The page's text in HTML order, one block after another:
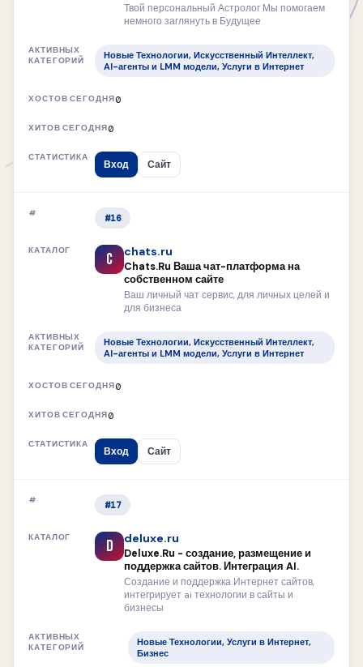
Твой персональный Астролог Мы помогаем
немного заглянуть в Будущее
Новые Технологии, Искусственный Интеллект,
AI-агенты и LMM модели, Услуги в Интернет
0
0
Вход Сайт
#16
C chats.ru
Chats.Ru Ваша чат-платформа на
собственном сайте
Ваш личный чат сервис, для личных целей и
для бизнеса
Новые Технологии, Искусственный Интеллект,
AI-агенты и LMM модели, Услуги в Интернет
0
0
Вход Сайт
#17
D deluxe.ru
Deluxe.Ru - создание, размещение и
поддержка сайтов. Интеграция AI.
Создание и поддержка Интернет сайтов,
интегрирует ai технологии в сайты и
бизнесы
Новые Технологии, Услуги в Интернет,
Бизнес